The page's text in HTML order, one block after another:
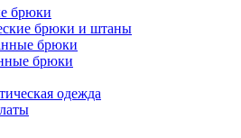
брюки
брюки и штаны
брюки
брюки
одежда